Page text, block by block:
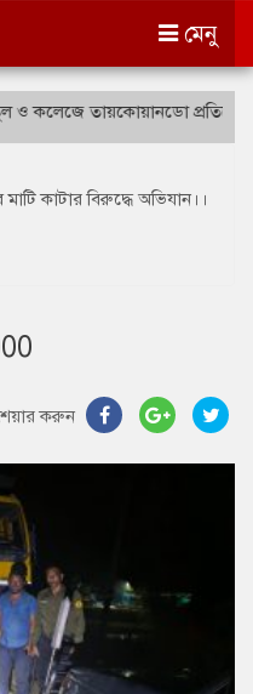
মেনু
কলেজে তায়কোয়ানডো প্রতিযোগিতা
কাটার বিরুদ্ধে অভিযান।।
করুন